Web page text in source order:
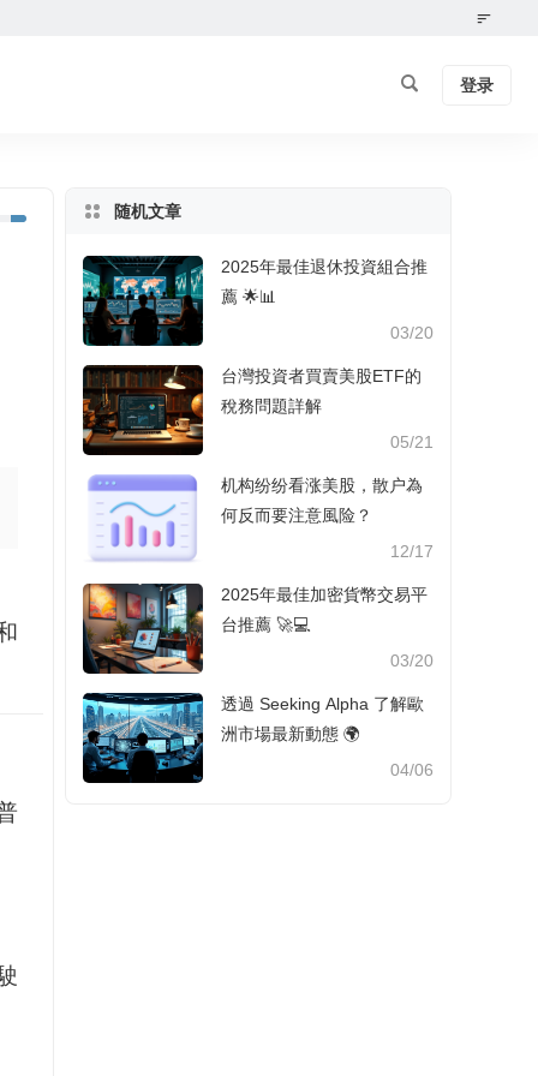
登录
随机文章
2025年最佳退休投資組合推
薦 🌟📊
03/20
台灣投資者買賣美股ETF的
稅務問題詳解
05/21
机构纷纷看涨美股，散户為
何反而要注意風险？
12/17
2025年最佳加密貨幣交易平
台推薦 🚀💻
03/20
透過 Seeking Alpha 了解歐
洲市場最新動態 🌍
04/06